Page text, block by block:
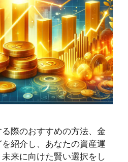
際のおすすめの方法、金
紹介し、あなたの資産運
来に向けた賢い選択をし